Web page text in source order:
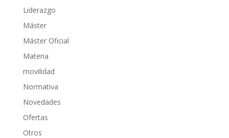
Liderazgo
Máster
Máster Oficial
Materia
movilidad
Normativa
Novedades
Ofertas
Otros